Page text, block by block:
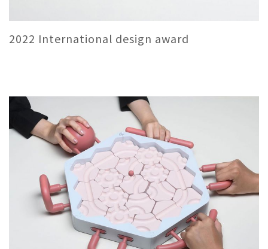
2022 International design award